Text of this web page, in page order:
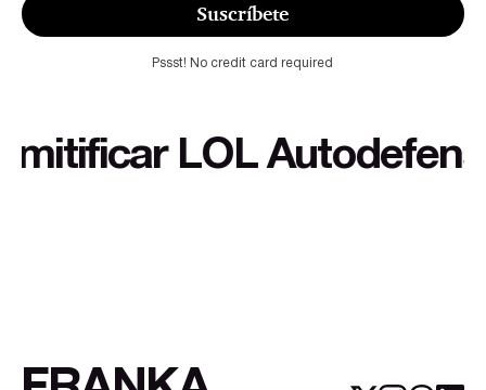
Suscríbete
Pssst! No credit card required
LOL